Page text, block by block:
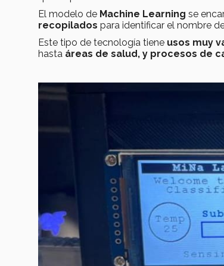
El modelo de Machine Learning se
recopilados para identificar el nombre
Este tipo de tecnología tiene usos muy
hasta áreas de salud, y procesos de